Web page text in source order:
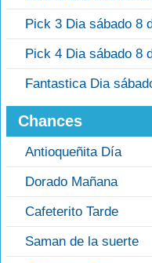
Pick 3 Dia sábado 8
Pick 4 Dia sábado 8
Fantastica Dia
Chances
Antioqueñita Día
Dorado Mañana
Cafeterito Tarde
Saman de la suerte